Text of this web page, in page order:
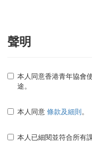
聲明
本人同意香港青年協會
途。
本人同意 條款及細則。
本人已細閱並符合所有